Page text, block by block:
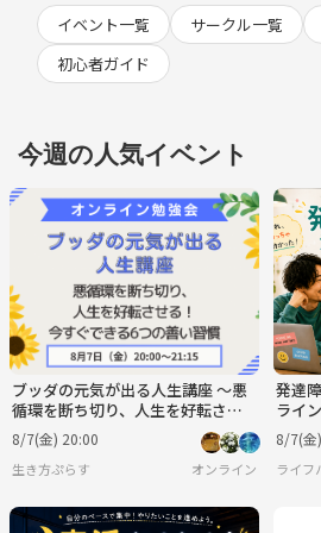
イベント一覧 サークル一覧
初心者ガイド
今週の人気イベント
ブッダの元気が出る人生講座 ～悪
循環を断ち切り、人生を好転させ
る！ 今すぐできる6つの善い習
慣～
8/7(金) 20:00
生き方ぷらす オンライン
発達
ライン
8/7(金
ライフ